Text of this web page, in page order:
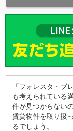
「フォレスタ・ブ
も考えられている
件が見つからない
賃貸物件を取り扱
るでしょう。